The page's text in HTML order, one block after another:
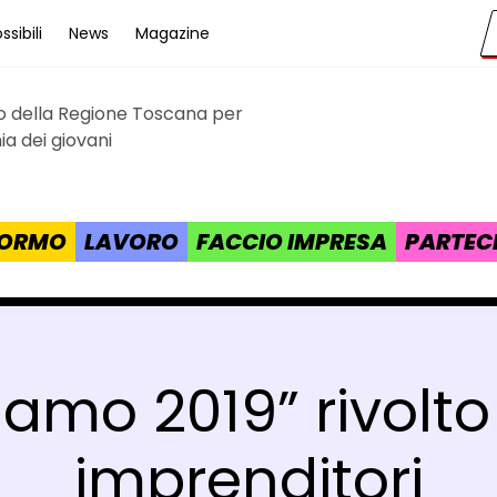
News Magazine
della Regione Toscana per
dei giovani
LAVORO FACCIO IMPRESA
2019”
imprenditori